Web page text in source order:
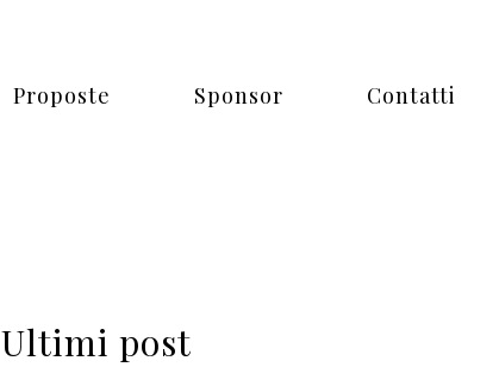
Proposte Sponsor Contatti
Ultimi post